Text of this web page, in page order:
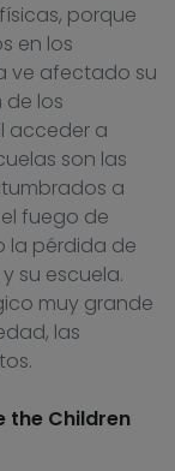
porque
en los
ve afectado su
los
acceder a
son las
a
fuego de
la pérdida de
su escuela.
muy grande
las
the Children